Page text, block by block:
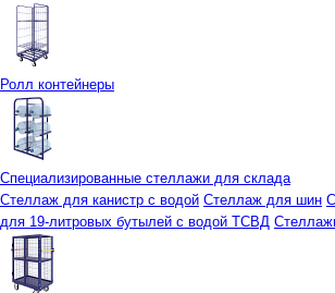
Ролл контейнеры
Специализированные стеллажи для склада
Стеллаж для канистр с водой Стеллаж для шин
для 19-литровых бутылей с водой ТСВД